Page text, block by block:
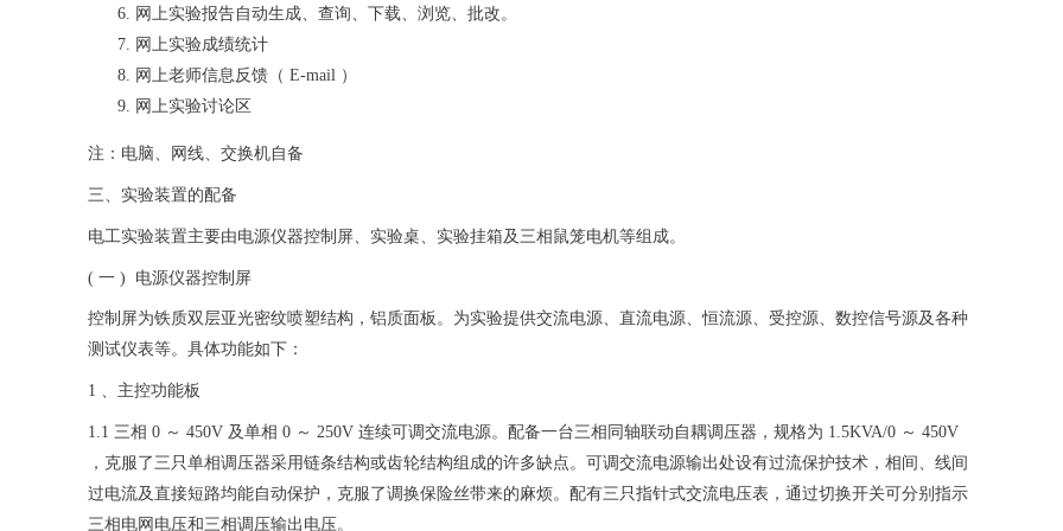
网上实验报告自动生成、查询、下载、浏览、批改。
网上实验成绩统计
网上老师信息反馈（ E-mail ）
网上实验讨论区
注：电脑、网线、交换机自备
三、实验装置的配备
电工实验装置主要由电源仪器控制屏、实验桌、实验挂箱及三相鼠笼电机等组成。
( 一 ) 电源仪器控制屏
控制屏为铁质双层亚光密纹喷塑结构，铝质面板。为实验提供交流电源、直流电源、恒流源、受控源、数控信号源及各种
测试仪表等。具体功能如下：
1 、主控功能板
1.1 三相 0 ～ 450V 及单相 0 ～ 250V 连续可调交流电源。配备一台三相同轴联动自耦调压器，规格为 1.5KVA/0 ～ 450V
，克服了三只单相调压器采用链条结构或齿轮结构组成的许多缺点。可调交流电源输出处设有过流保护技术，相间、线间
过电流及直接短路均能自动保护，克服了调换保险丝带来的麻烦。配有三只指针式交流电压表，通过切换开关可分别指示
三相电网电压和三相调压输出电压。